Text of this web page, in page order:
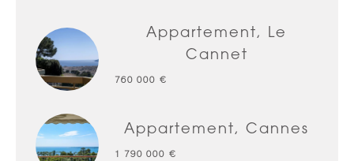
Appartement, Le
Cannet
760 000 €
Appartement, Cannes
1 790 000 €